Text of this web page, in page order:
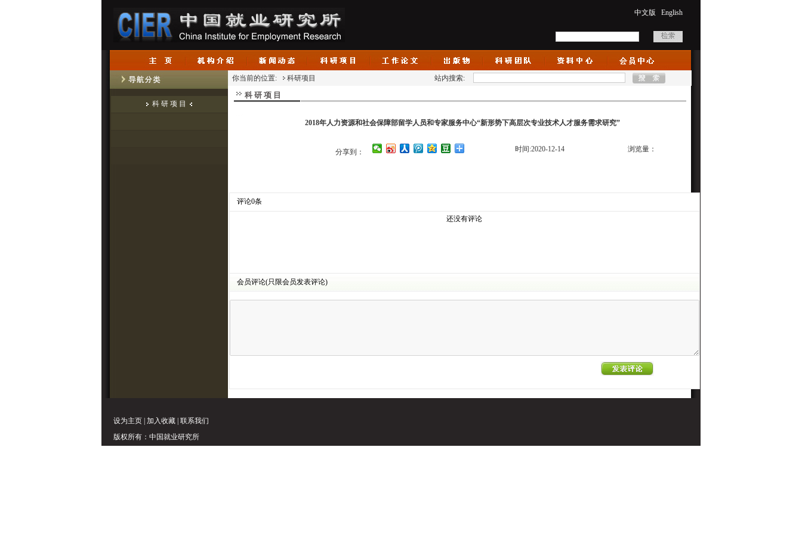
中文版 English
科 研 项 目
你当前的位置: 科研项目 站内搜索:
科 研 项 目
2018年人力资源和社会保障部留学人员和专家服务中心“新形势下高层次专业技术人才服务需求研究”
分享到： 时间:2020-12-14 浏览量：
评论0条
还没有评论
会员评论(只限会员发表评论)
设为主页 加入收藏 联系我们
版权所有：中国就业研究所